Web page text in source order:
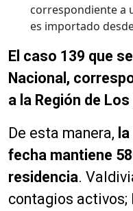
correspondiente a
es importado
El caso 139 que
Nacional,
a la Región de
De esta manera,
fecha mantiene
residencia.
contagios activos;